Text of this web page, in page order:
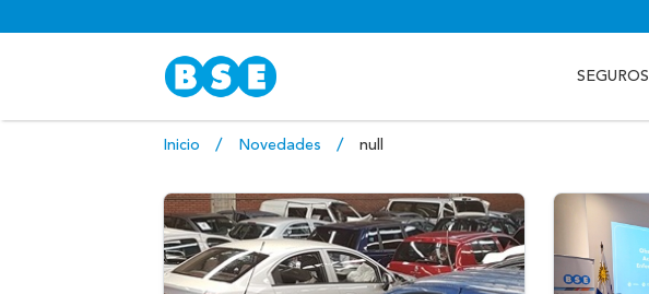
SEGUROS
Inicio Novedades null